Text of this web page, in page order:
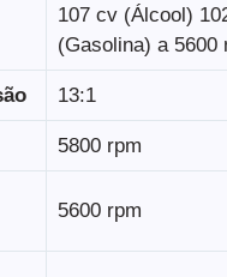
107 cv (Álcool)
(Gasolina) a 5600
13:1
5800 rpm
5600 rpm